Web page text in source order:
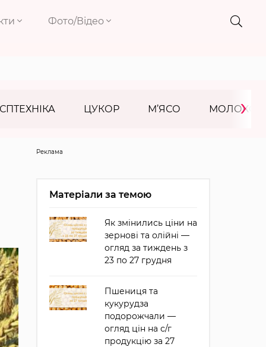
Фото/Відео
ЦУКОР М’ЯСО МОЛОКО
›
Реклама
Матеріали за темою
Як змінились ціни на
зернові та олійні —
огляд за тиждень з
23 по 27 грудня
Пшениця та
кукурудза
подорожчали —
огляд цін на с/г
продукцію за 27